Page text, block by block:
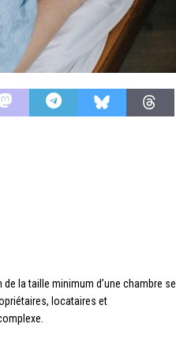
la taille minimum d’une chambre se
locataires et